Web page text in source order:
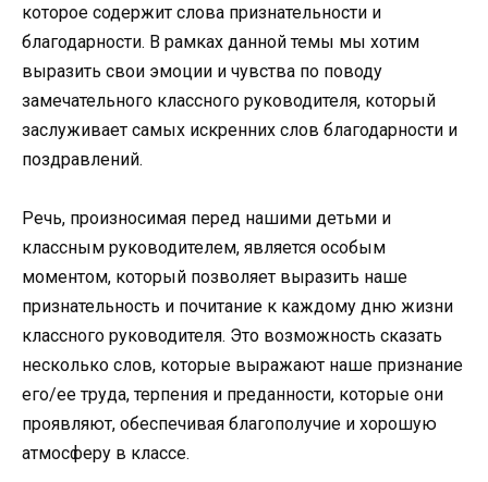
которое содержит слова признательности и
благодарности. В рамках данной темы мы хотим
выразить свои эмоции и чувства по поводу
замечательного классного руководителя, который
заслуживает самых искренних слов благодарности и
поздравлений.
Речь, произносимая перед нашими детьми и
классным руководителем, является особым
моментом, который позволяет выразить наше
признательность и почитание к каждому дню жизни
классного руководителя. Это возможность сказать
несколько слов, которые выражают наше признание
его/ее труда, терпения и преданности, которые они
проявляют, обеспечивая благополучие и хорошую
атмосферу в классе.